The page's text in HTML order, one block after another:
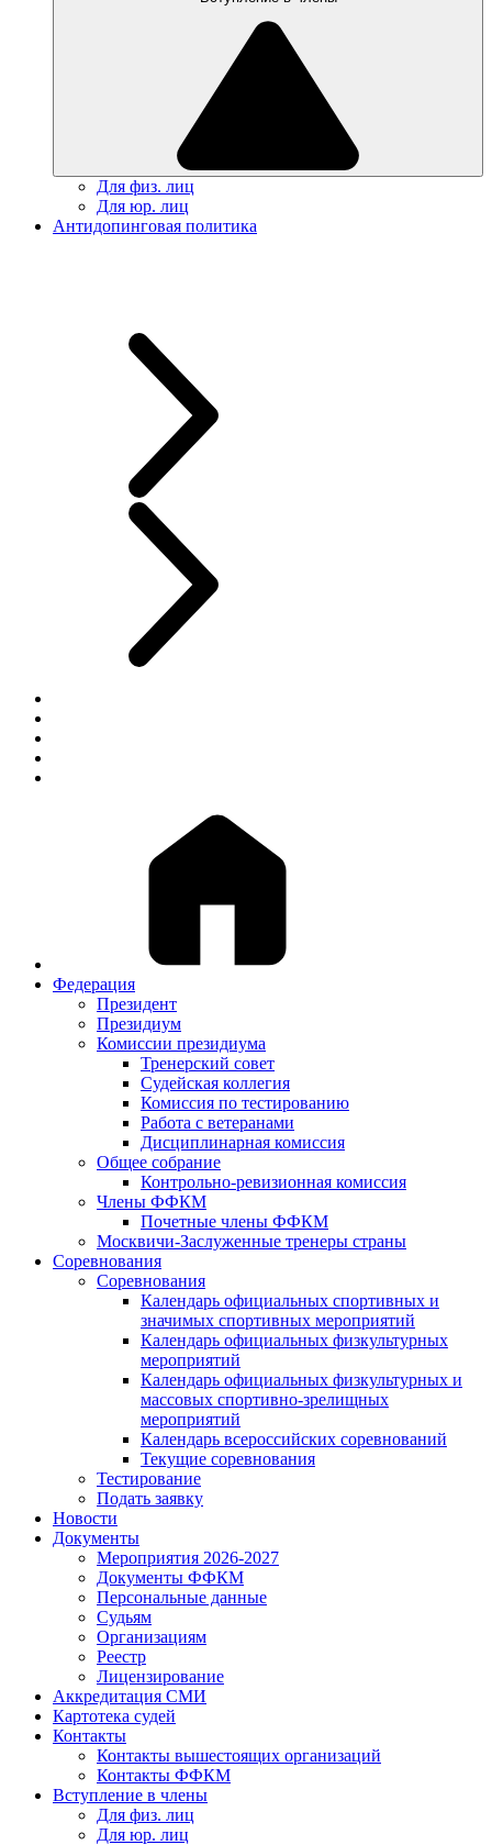
Для физ. лиц
Для юр. лиц
Антидопинговая политика
Федерация
Президент
Президиум
Комиссии президиума
Тренерский совет
Судейская коллегия
Комиссия по тестированию
Работа с ветеранами
Дисциплинарная комиссия
Общее собрание
Контрольно-ревизионная комиссия
Члены ФФКМ
Почетные члены ФФКМ
Москвичи-Заслуженные тренеры страны
Соревнования
Соревнования
Календарь официальных спортивных и
значимых спортивных мероприятий
Календарь официальных физкультурных
мероприятий
Календарь официальных физкультурных и
массовых спортивно-зрелищных
мероприятий
Календарь всероссийских соревнований
Текущие соревнования
Тестирование
Подать заявку
Новости
Документы
Мероприятия 2026-2027
Документы ФФКМ
Персональные данные
Судьям
Организациям
Реестр
Лицензирование
Аккредитация СМИ
Картотека судей
Контакты
Контакты вышестоящих организаций
Контакты ФФКМ
Вступление в члены
Для физ. лиц
Для юр. лиц